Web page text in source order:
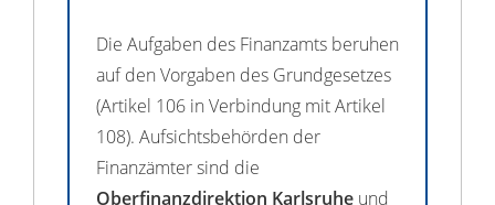
Die Aufgaben des Finanzamts beruhen
auf den Vorgaben des Grundgesetzes
(Artikel 106 in Verbindung mit Artikel
108). Aufsichtsbehörden der
Finanzämter sind die
Oberfinanzdirektion Karlsruhe und